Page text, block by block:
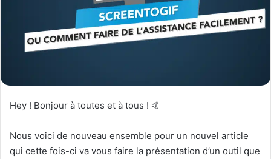
Hey ! Bonjour à toutes et à tous ! 🤙
Nous voici de nouveau ensemble pour un nouvel article
qui cette fois-ci va vous faire la présentation d’un outil que